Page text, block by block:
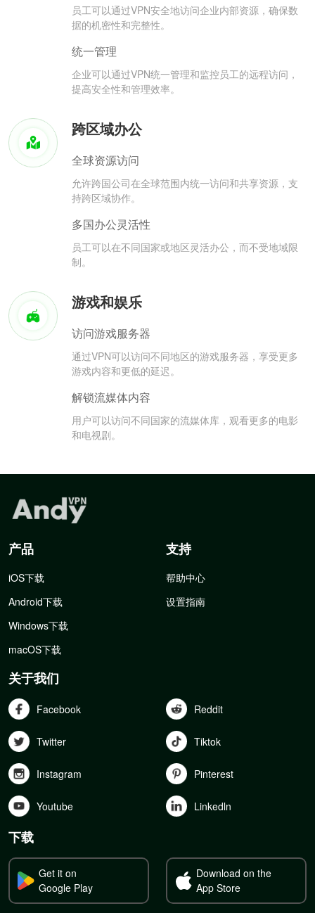
员工可以通过VPN安全地访问企业内部资源，确保数
据的机密性和完整性。
统一管理
企业可以通过VPN统一管理和监控员工的远程访问，
提高安全性和管理效率。
跨区域办公
全球资源访问
允许跨国公司在全球范围内统一访问和共享资源，支
持跨区域协作。
多国办公灵活性
员工可以在不同国家或地区灵活办公，而不受地域限
制。
游戏和娱乐
访问游戏服务器
通过VPN可以访问不同地区的游戏服务器，享受更多
游戏内容和更低的延迟。
解锁流媒体内容
用户可以访问不同国家的流媒体库，观看更多的电影
和电视剧。
产品
iOS下载
Android下载
Windows下载
macOS下载
支持
帮助中心
设置指南
关于我们
Facebook Reddit
Twitter Tiktok
Instagram Pinterest
Youtube Linkedln
下载
Get it on
Google Play
Download on the
App Store